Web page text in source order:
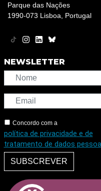
Parque das Nações
1990-073 Lisboa, Portugal
NEWSLETTER
Concordo com a
política de privacidade e de
tratamento de dados
SUBSCREVER